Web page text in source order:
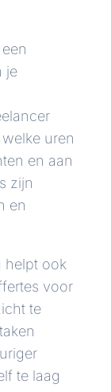
je
uren
en aan
zijn
en
helpt ook
voor
te
te laag